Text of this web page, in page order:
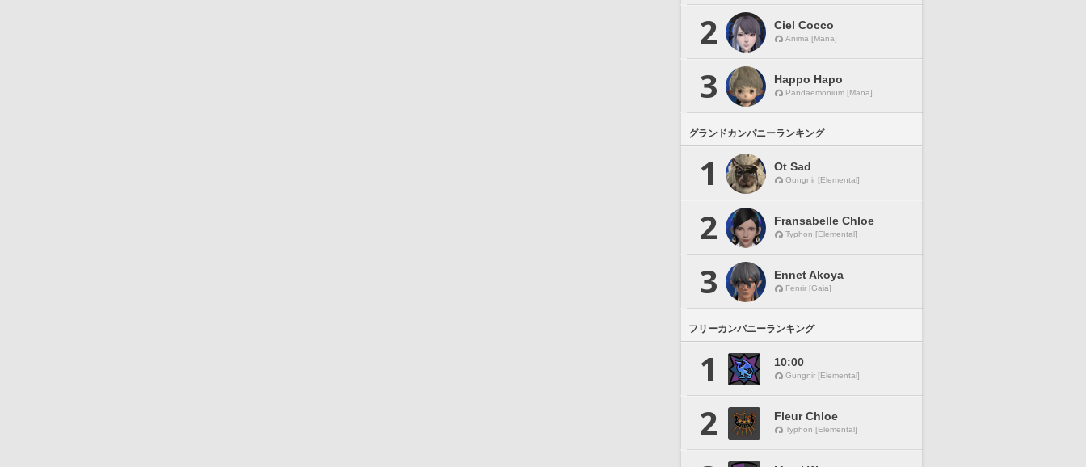
2 Ciel Cocco
Anima [Mana]
3 Happo Hapo
Pandaemonium [Mana]
グランドカンパニーランキング
1 Ot Sad
Gungnir [Elemental]
2 Fransabelle Chloe
Typhon [Elemental]
3 Ennet Akoya
Fenrir [Gaia]
フリーカンパニーランキング
1 10:00
Gungnir [Elemental]
2 Fleur Chloe
Typhon [Elemental]